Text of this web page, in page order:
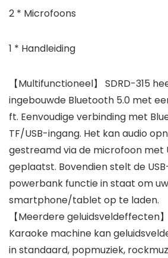
2 * Microfoons
1 * Handleiding
【Multifunctioneel】 SDRD-315
ingebouwde Bluetooth 5.0 met
ft. Eenvoudige verbinding met
TF/USB-ingang. Het kan audio
gestreamd via de microfoon met
geplaatst. Bovendien stelt de
powerbank functie in staat om uw
smartphone/tablet op te laden.
【Meerdere geluidsveldeffecten
Karaoke machine kan
in standaard, popmuziek,